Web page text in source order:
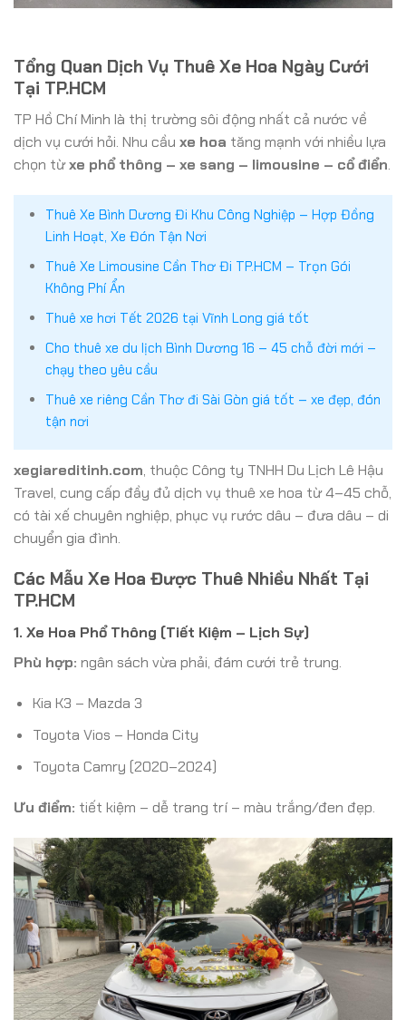
Tổng Quan Dịch Vụ Thuê Xe Hoa Ngày Cưới
Tại TP.HCM
TP Hồ Chí Minh là thị trường sôi động nhất cả nước về
dịch vụ cưới hỏi. Nhu cầu xe hoa tăng mạnh với nhiều lựa
chọn từxe phổ thông – xe sang – limousine – cổ điển.
Thuê Xe Bình Dương Đi Khu Công Nghiệp – Hợp Đồng
Linh Hoạt, Xe Đón Tận Nơi
Thuê Xe Limousine Cần Thơ Đi TP.HCM – Trọn Gói
Không Phí Ẩn
Thuê xe hơi Tết 2026 tại Vĩnh Long giá tốt
Cho thuê xe du lịch Bình Dương 16 – 45 chỗ đời mới –
chạy theo yêu cầu
Thuê xe riêng Cần Thơ đi Sài Gòn giá tốt – xe đẹp, đón
tận nơi
xegiareditinh.com, thuộc Công ty TNHH Du Lịch Lê Hậu
Travel, cung cấp đầy đủ dịch vụ thuê xe hoa từ 4–45 chỗ,
có tài xế chuyên nghiệp, phục vụ rước dâu – đưa dâu – di
chuyển gia đình.
Các Mẫu Xe Hoa Được Thuê Nhiều Nhất Tại
TP.HCM
1. Xe Hoa Phổ Thông (Tiết Kiệm – Lịch Sự)
Phù hợp: ngân sách vừa phải, đám cưới trẻ trung.
Kia K3 – Mazda 3
Toyota Vios – Honda City
Toyota Camry (2020–2024)
Ưu điểm: tiết kiệm – dễ trang trí – màu trắng/đen đẹp.